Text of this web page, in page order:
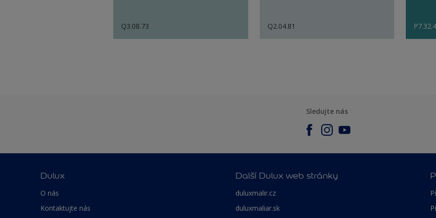
Q3.08.73 Q2.04.81
Sledujte nás
Dulux
O nás
Kontaktujte nás
Další Dulux web stránky
duluxmalir.cz
duluxmaliar.sk